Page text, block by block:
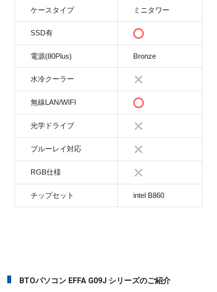
ケースタイプ ミニタワー
SSD有
電源(80Plus) Bronze
水冷クーラー
無線LAN/WIFI
光学ドライブ
ブルーレイ対応
RGB仕様
チップセット intel B860
BTOパソコン EFFA G09J シリーズのご紹介